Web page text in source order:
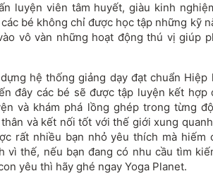
luyện viên tâm huyết, giàu kinh
bé không chỉ được học tập những kỹ
vô vàn những hoạt động thú vị giúp
hệ thống giảng dạy đạt chuẩn Hiệp
đây các bé sẽ được tập luyện kết hợp
và khám phá lồng ghép trong từng
và kết nối tốt với thế giới xung
rất nhiều bạn nhỏ yêu thích mà hiếm
vì thế, nếu bạn đang có nhu cầu tìm
yêu thì hãy ghé ngay Yoga Planet.